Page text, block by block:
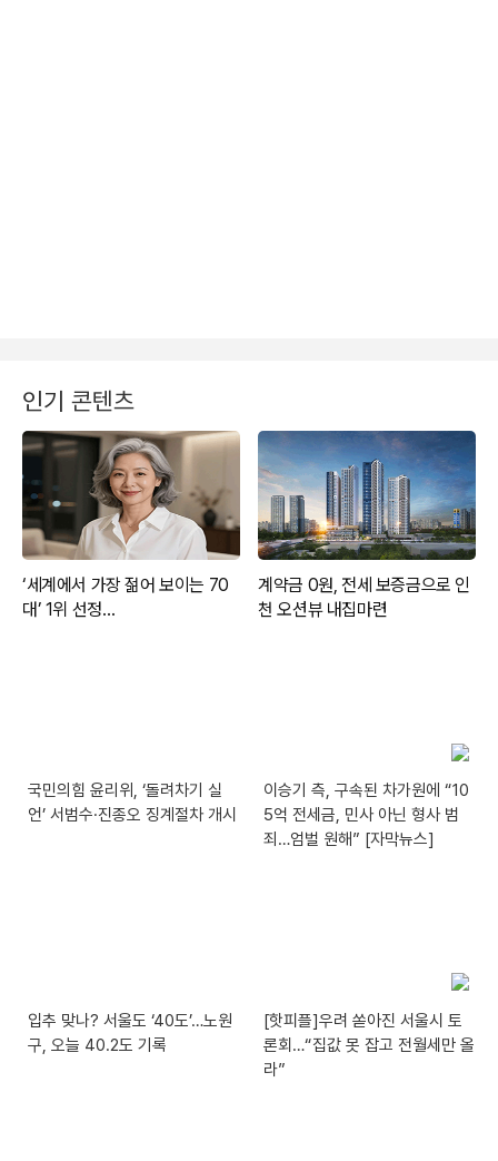
인기 콘텐츠
국민의힘 윤리위, ‘돌려차기 실
언’ 서범수·진종오 징계절차 개시
이승기 측, 구속된 차가원에 “10
5억 전세금, 민사 아닌 형사 범
죄…엄벌 원해” [자막뉴스]
입추 맞나? 서울도 ‘40도’…노원
구, 오늘 40.2도 기록
[핫피플]우려 쏟아진 서울시 토
론회…“집값 못 잡고 전월세만 올
라”